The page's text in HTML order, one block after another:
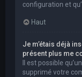
configuration et
Haut
Je m’étais déjà
présent plus me
Il est possible
supprimé votre